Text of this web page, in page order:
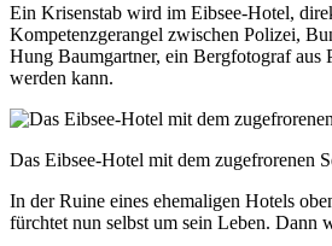
Ein Krisenstab wird im Eibsee-Hotel,
Kompetenzgerangel zwischen Polizei,
Hung Baumgartner, ein Bergfotograf aus
werden kann.
Das Eibsee-Hotel mit dem zugefrorenen
In der Ruine eines ehemaligen Hotels
fürchtet nun selbst um sein Leben. Dann